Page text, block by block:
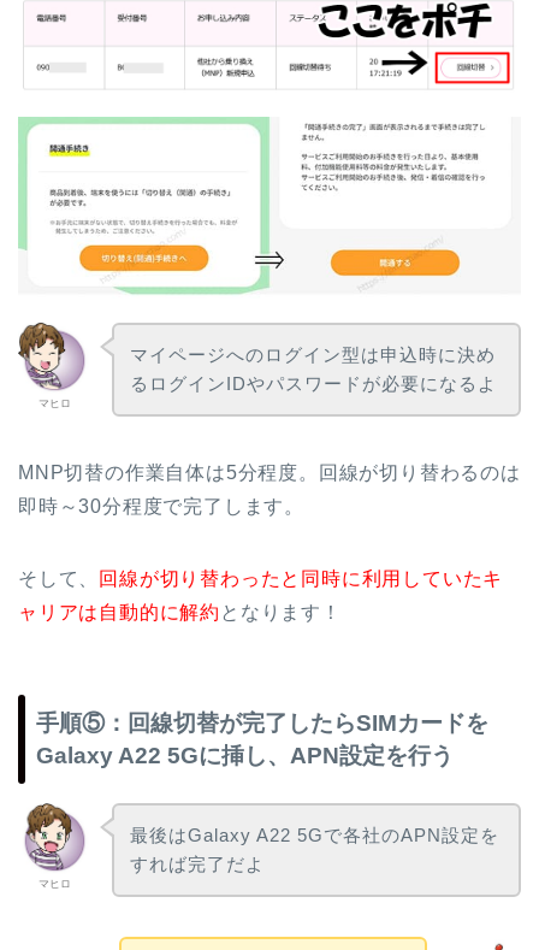
マヒロ
マイページへのログイン型は申込時に決め
るログインIDやパスワードが必要になるよ
MNP切替の作業自体は5分程度。回線が切り替わるのは
即時～30分程度で完了します。
そして、
回線が切り替わったと同時に利用していたキ
ャリアは自動的に解約 となります！
手順⑤：回線切替が完了したらSIMカードを
Galaxy A22 5Gに挿し、APN設定を行う
マヒロ
最後はGalaxy A22 5Gで各社のAPN設定を
すれば完了だよ